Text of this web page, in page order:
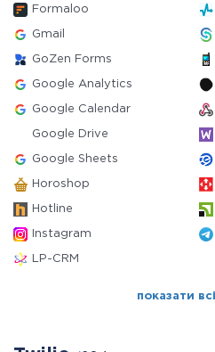
Formaloo
Gmail
GoZen Forms
Google Analytics
Google Calendar
Google Drive
Google Sheets
Horoshop
Hotline
Instagram
LP-CRM
показати